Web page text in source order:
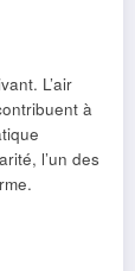
L’air
à
l’un des